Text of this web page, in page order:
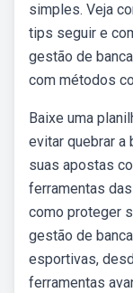
simples. Veja
tips seguir e
gestão de
com métodos
Baixe uma
evitar quebrar a
suas apostas
ferramentas
como proteger
gestão de
esportivas,
ferramentas